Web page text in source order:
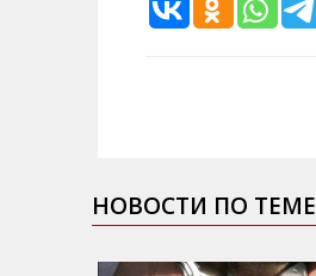
НОВОСТИ ПО ТЕМЕ